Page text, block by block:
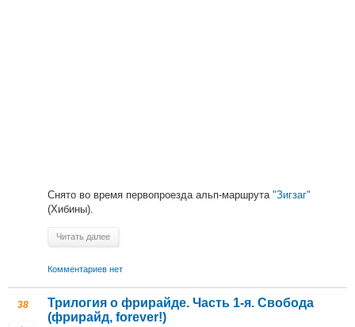
Снято во время первопроезда альп-маршрута "Зигзаг"
(Хибины).
Читать далее
Комментариев нет
38
Трилогия о фрирайде. Часть 1-я. Свобода
(фрирайд, forever!)